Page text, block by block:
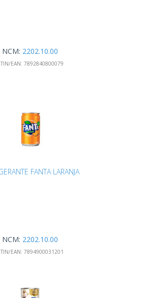
NCM: 2202.10.00
EAN: 7892840800079
FANTA LARANJA
NCM: 2202.10.00
EAN: 7894900031201